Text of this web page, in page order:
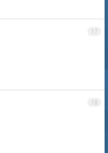
17
18